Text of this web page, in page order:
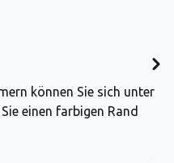
können Sie sich unter
einen farbigen Rand